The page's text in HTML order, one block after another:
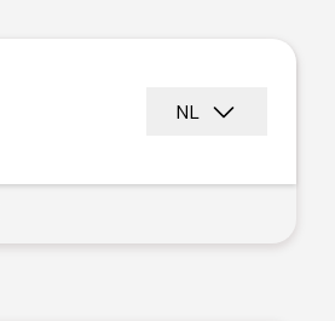
NL